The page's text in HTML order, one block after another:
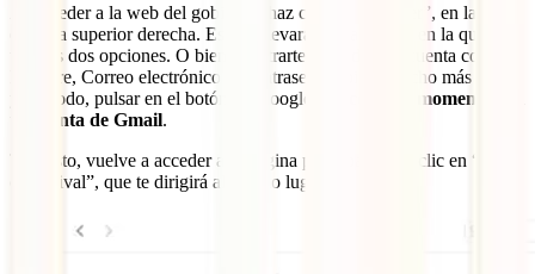
Al acceder a la web del gobierno, haz clic en “Register”, en la
esquina superior derecha. Esto te llevará a otra página en la que
tendrás dos opciones. O bien registrarte creando una cuenta con
Nombre, Correo electrónico y Contraseña o bien, mucho más rápido
y cómodo, pulsar en el botón de Google y
acceder al momento con
tu cuenta de Gmail.
Tras esto, vuelve a acceder a la página principal o haz clic en “Visa
on Arrival”, que te dirigirá al mismo lugar.